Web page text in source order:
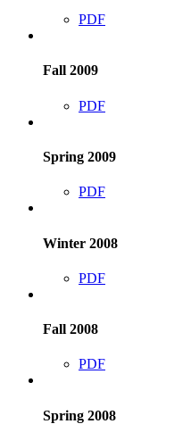
PDF
Fall 2009
PDF
Spring 2009
PDF
Winter 2008
PDF
Fall 2008
PDF
Spring 2008